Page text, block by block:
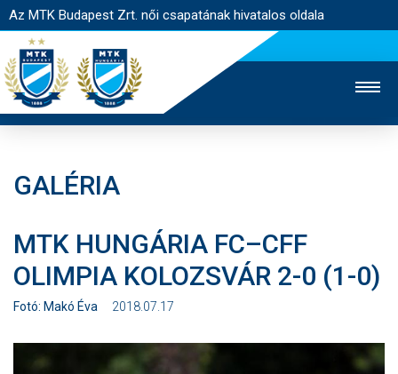
Az MTK Budapest Zrt. női csapatának hivatalos oldala
JEGYÉRTÉKESÍTÉS
WEBSHOP
STADION
EGYESÜLET
KAPCSOLAT
HÍREK
GALÉRIA
MTK HUNGÁRIA FC–CFF
OLIMPIA KOLOZSVÁR 2-0 (1-0)
Fotó: Makó Éva 2018.07.17